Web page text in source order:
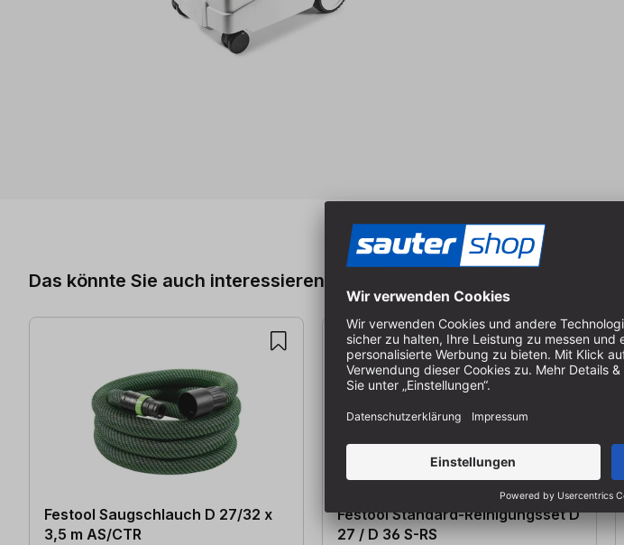
Das könnte Sie auch interessieren
Festool Saugschlauch D 27/32 x
3,5 m AS/CTR
Festool Standard-Reinigungsset D
27 / D 36 S-RS